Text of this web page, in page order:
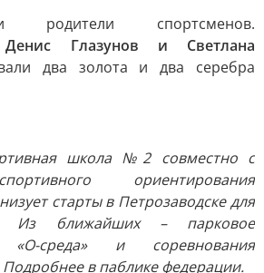
родители спортсменов.
Денис Глазунов и Светлана
два золота и два серебра
школа №2 совместно с
ориентирования
старты в Петрозаводске для
Из ближайших – парковое
«О-среда» и соревнования
Подробнее в паблике федерации.